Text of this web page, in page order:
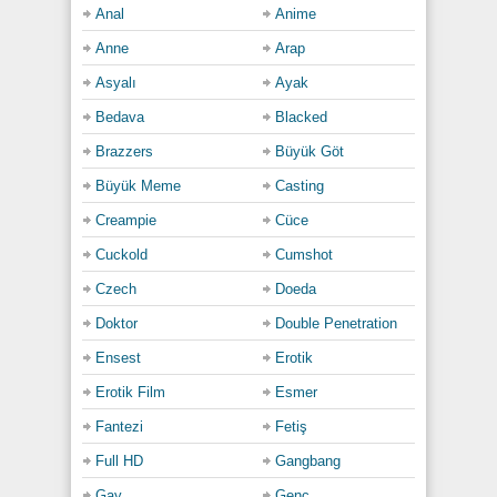
Anal Anime
Anne Arap
Asyalı Ayak
Bedava Blacked
Brazzers Büyük Göt
Büyük Meme Casting
Creampie Cüce
Cuckold Cumshot
Czech Doeda
Doktor Double Penetration
Ensest Erotik
Erotik Film Esmer
Fantezi Fetiş
Full HD Gangbang